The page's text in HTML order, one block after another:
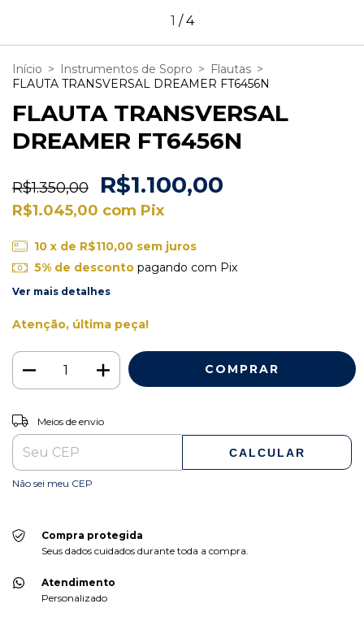
1 /4
Início > Instrumentos de Sopro > Flautas >
FLAUTA TRANSVERSAL DREAMER FT6456N
FLAUTA TRANSVERSAL
DREAMER FT6456N
R$1.350,00 R$1.100,00
R$1.045,00 com Pix
10 x de R$110,00 sem juros
5% de descontopagando com Pix
Ver mais detalhes
Atenção, última peça!
Entregas para o CEP:
Meios de envio
CALCULAR
Não sei meu CEP
Compra protegida
Seus dados cuidados durante toda a compra.
Atendimento
Personalizado